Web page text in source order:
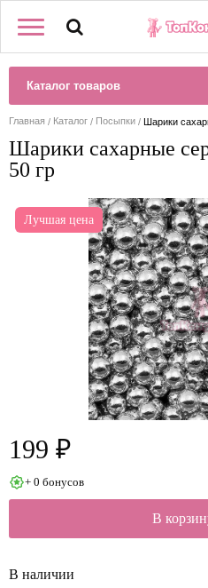
Каталог товаров
Главная Каталог Посыпки Шарики
Шарики сахарные
50 гр
Лучшая цена
199 ₽
+ 0 бонусов
В
В наличии